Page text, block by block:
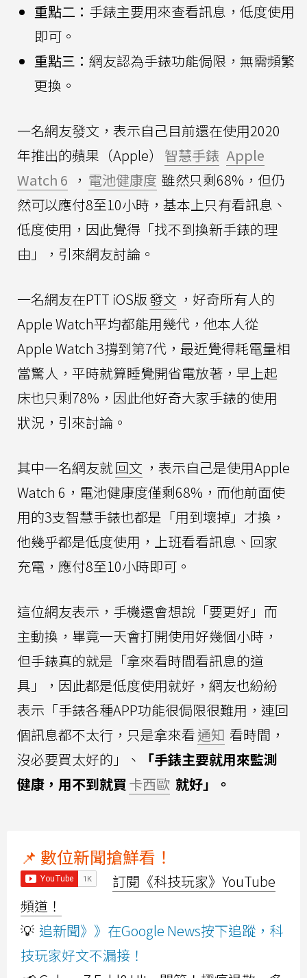
重點二： 手錶主要用來查看訊息，低度使用
即可。
重點三： 網友認為手錶功能侷限，無需頻繁
更換。
一名網友發文，表示自己目前還在使用2020
年推出的蘋果（Apple）
智慧手錶 Apple
Watch 6 ， 電池健康度 雖然只剩68%，但仍
然可以應付8至10小時，基本上只有看訊息、
低度使用，因此覺得「找不到換新手錶的理
由」，引來網友討論。
一名網友在PTT iOS版發文 ，好奇所有人的
Apple Watch平均都能用幾代，他本人從
Apple Watch 3撐到第7代，最近覺得耗電量相
當驚人，平時就算睡覺開省電放著，早上起
床也只剩78%，因此他好奇大家手錶的使用
狀況，引來討論。
其中一名網友就回文 ，表示自己是使用Apple
Watch 6，電池健康度僅剩68%，而他前面使
用的3支智慧手錶也都是「用到壞掉」才換，
他幾乎都是低度使用，上班看看訊息、回家
充電，應付8至10小時即可。
這位網友表示，手機還會想說「要更好」而
主動換，畢竟一天會打開使用好幾個小時，
但手錶真的就是「拿來看時間看訊息的道
具」，因此都是低度使用就好，網友也紛紛
表示「手錶各種APP功能很侷限很難用，連回
個訊息都不太行，只是拿來看通知 看時間，
沒必要買太好的」、
「手錶主要就用來監測
健康，用不到就買 卡西歐 就好」。
📌 數位新聞搶鮮看！
訂閱《科技玩家》YouTube
頻道！
💡 追新聞》》在Google News按下追蹤，科
技玩家好文不漏接！